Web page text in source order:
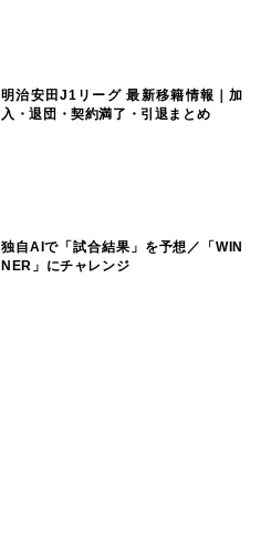
明治安田J1リーグ 最新移籍情報｜加
入・退団・契約満了・引退まとめ
独自AIで「試合結果」を予想／「WIN
NER」にチャレンジ